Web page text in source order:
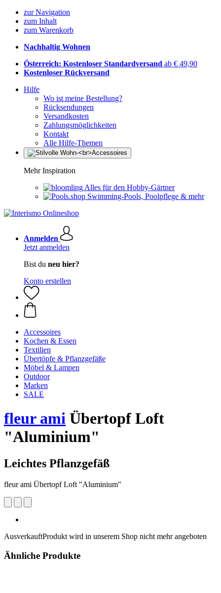
zur Navigation
zum Inhalt
zum Warenkorb
Nachhaltig Wohnen
Österreich: Kostenloser Standardversand ab € 49,90
Kostenloser Rückversand
Hilfe
Wo ist meine Bestellung?
Rücksendungen
Versandkosten
Zahlungsmöglichkeiten
Kontakt
Alle Hilfe-Themen
Mehr Inspiration
Alles für den Hobby-Gärtner
Swimming-Pools, Poolpflege & mehr
Anmelden
Jetzt anmelden
Bist du neu hier?
Konto erstellen
Accessoires
Kochen & Essen
Textilien
Übertöpfe & Pflanzgefäße
Möbel & Lampen
Outdoor
Marken
SALE
fleur ami Übertopf Loft
"Aluminium"
Leichtes Pflanzgefäß
fleur ami Übertopf Loft "Aluminium"
AusverkauftProdukt wird in unserem Shop nicht mehr angeboten
Ähnliche Produkte